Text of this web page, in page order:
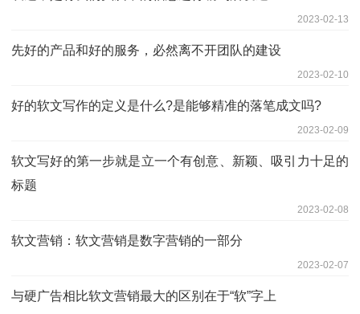
2023-02-13
先好的产品和好的服务，必然离不开团队的建设
2023-02-10
好的软文写作的定义是什么?是能够精准的落笔成文吗?
2023-02-09
软文写好的第一步就是立一个有创意、新颖、吸引力十足的
标题
2023-02-08
软文营销：软文营销是数字营销的一部分
2023-02-07
与硬广告相比软文营销最大的区别在于“软”字上